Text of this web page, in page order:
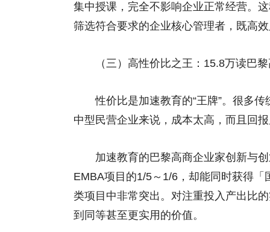
集中授课，完全不影响企业正常经营。
筛选符合要求的企业核心管理者，既高
（三）高性价比之王：15.8万读巴黎
性价比是加速教育的“王牌”。很多传
中型民营企业来说，成本太高，而且回
加速教育的巴黎高商企业家创新与创
EMBA项目的1/5～1/6，却能同时获得
类项目中非常突出。对注重投入产出比
到同等甚至更实用的价值。